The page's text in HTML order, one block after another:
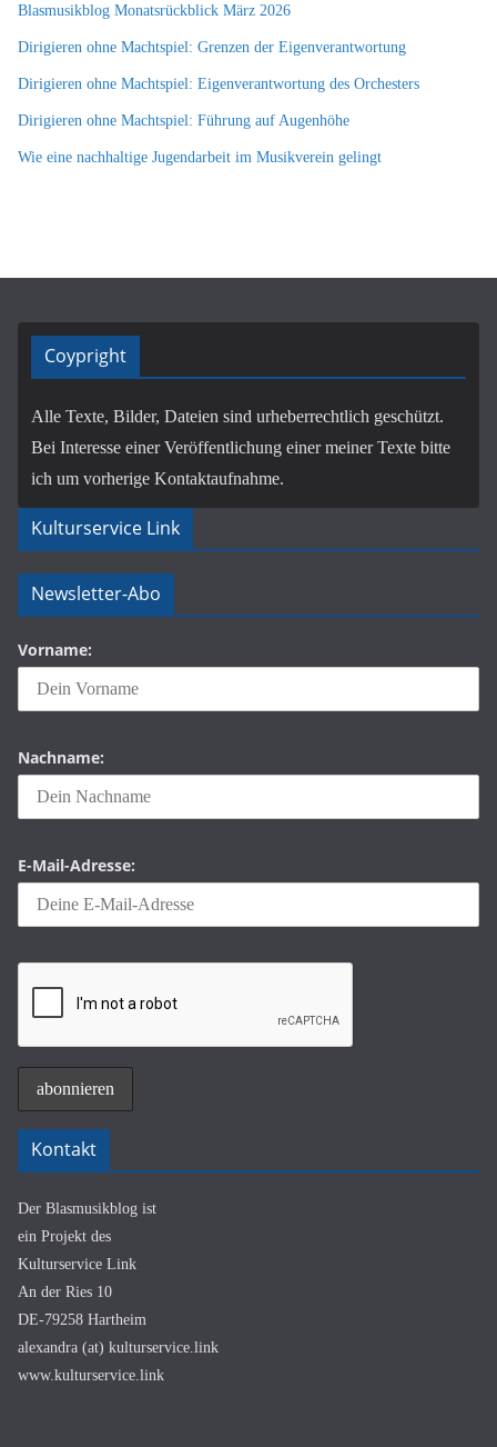
Blasmusikblog Monatsrückblick März 2026
Dirigieren ohne Machtspiel: Grenzen der Eigenverantwortung
Dirigieren ohne Machtspiel: Eigenverantwortung des Orchesters
Dirigieren ohne Machtspiel: Führung auf Augenhöhe
Wie eine nachhaltige Jugendarbeit im Musikverein gelingt
Coypright
Alle Texte, Bilder, Dateien sind urheberrechtlich geschützt.
Bei Interesse einer Veröffentlichung einer meiner Texte bitte
ich um vorherige Kontaktaufnahme.
Kulturservice Link
Newsletter-Abo
Vorname:
Nachname:
E-Mail-Adresse:
Kontakt
Der Blasmusikblog ist
ein Projekt des
Kulturservice Link
An der Ries 10
DE-79258 Hartheim
alexandra (at) kulturservice.link
www.kulturservice.link